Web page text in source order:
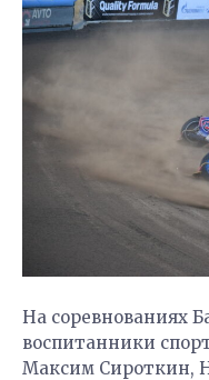
На соревнованиях
воспитанники
Максим Сироткин,